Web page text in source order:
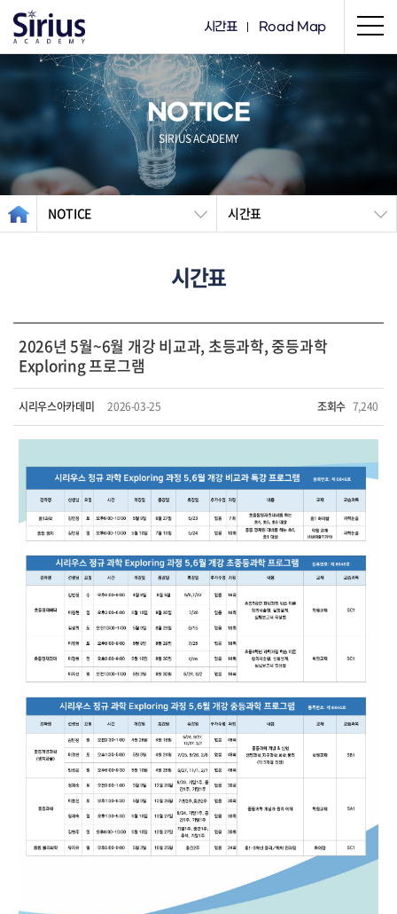
시간표 Road Map
NOTICE
SIRIUS ACADEMY
NOTICE 시간표
시간표
2026년 5월~6월 개강 비교과, 초등과학, 중등과학
Exploring 프로그램
시리우스아카데미 2026-03-25 조회수 7,240